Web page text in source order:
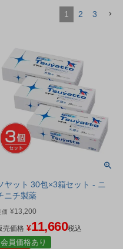
1 2 3
ヤット 30包×3箱セット - ニ
ニチ製薬
価 ¥13,200
売価格 ¥11,660税込
会員価格あり